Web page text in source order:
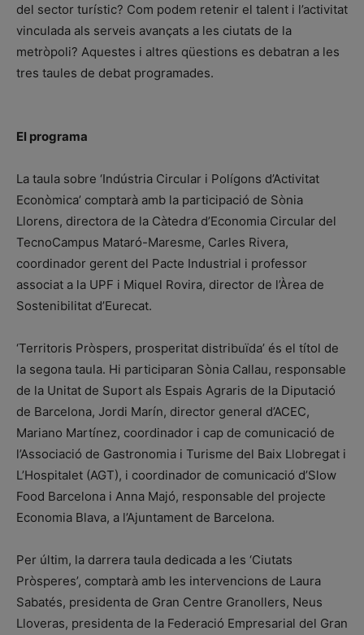
del sector turístic? Com podem retenir el talent i l’activitat
vinculada als serveis avançats a les ciutats de la
metròpoli? Aquestes i altres qüestions es debatran a les
tres taules de debat programades.
El programa
La taula sobre ‘Indústria Circular i Polígons d’Activitat
Econòmica’ comptarà amb la participació de Sònia
Llorens, directora de la Càtedra d’Economia Circular del
TecnoCampus Mataró-Maresme, Carles Rivera,
coordinador gerent del Pacte Industrial i professor
associat a la UPF i Miquel Rovira, director de l’Àrea de
Sostenibilitat d’Eurecat.
‘Territoris Pròspers, prosperitat distribuïda’ és el títol de
la segona taula. Hi participaran Sònia Callau, responsable
de la Unitat de Suport als Espais Agraris de la Diputació
de Barcelona, Jordi Marín, director general d’ACEC,
Mariano Martínez, coordinador i cap de comunicació de
l’Associació de Gastronomia i Turisme del Baix Llobregat i
L’Hospitalet (AGT), i coordinador de comunicació d’Slow
Food Barcelona i Anna Majó, responsable del projecte
Economia Blava, a l’Ajuntament de Barcelona.
Per últim, la darrera taula dedicada a les ‘Ciutats
Pròsperes’, comptarà amb les intervencions de Laura
Sabatés, presidenta de Gran Centre Granollers, Neus
Lloveras, presidenta de la Federació Empresarial del Gran